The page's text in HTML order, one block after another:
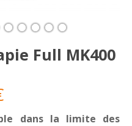
Full MK400
dans la limite des